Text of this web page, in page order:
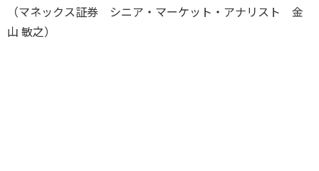
（マネックス証券 シニア・マーケット・アナリスト 金
山 敏之）